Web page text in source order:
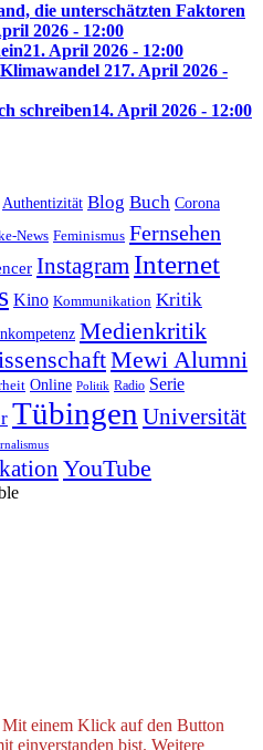
die unterschätzten Faktoren
2026 - 12:00
21. April 2026 - 12:00
217. April 2026 -
schreiben14. April 2026 - 12:00
Authentizität Blog Buch Corona
News Feminismus Fernsehen
Instagram Internet
Kino Kommunikation Kritik
Medienkritik
Mewi Alumni
Online Politik Radio Serie
Tübingen Universität
YouTube
einem Klick auf den Button
einverstanden bist. Weitere